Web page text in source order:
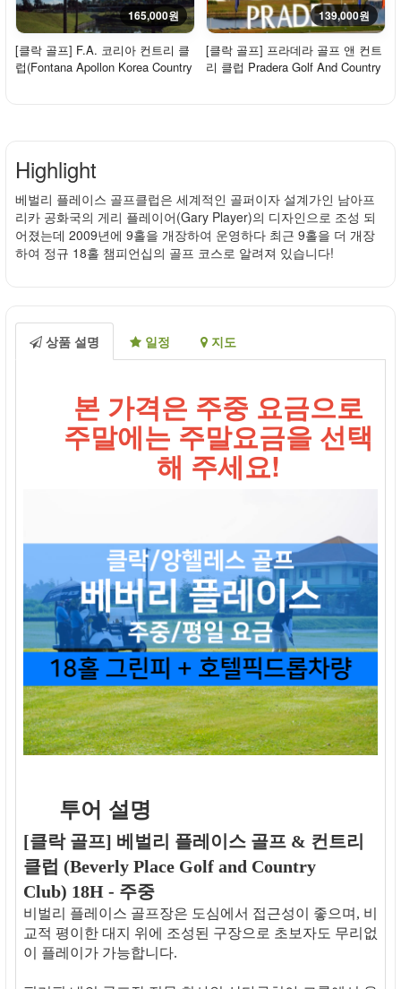
165,000원
[클락 골프] F.A. 코리아 컨트리 클
럽(Fontana Apollon Korea Country
139,000원
[클락 골프] 프라데라 골프 앤 컨트
리 클럽 Pradera Golf And Country
Highlight
베벌리 플레이스 골프클럽은 세계적인 골퍼이자 설계가인 남아프
리카 공화국의 게리 플레이어(Gary Player)의 디자인으로 조성 되
어졌는데 2009년에 9홀을 개장하여 운영하다 최근 9홀을 더 개장
하여 정규 18홀 챔피언십의 골프 코스로 알려져 있습니다!
상품 설명 일정 지도
본 가격은 주중 요금으로
주말에는 주말요금을 선택
해 주세요!
투어 설명
[클락 골프] 베벌리 플레이스 골프 & 컨트리
클럽 (Beverly Place Golf and Country
Club) 18H - 주중
비벌리 플레이스 골프장은 도심에서 접근성이 좋으며, 비
교적 평이한 대지 위에 조성된 구장으로 초보자도 무리없
이 플레이가 가능합니다.